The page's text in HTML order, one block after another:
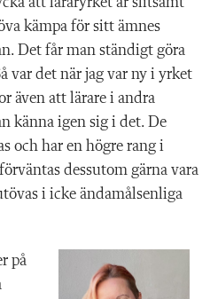
kämpa för sitt ämnes
Det får man ständigt göra
var det när jag var ny i yrket
även att lärare i andra
känna igen sig i det. De
och har en högre rang i
dessutom gärna vara
i icke ändamålsenliga
på